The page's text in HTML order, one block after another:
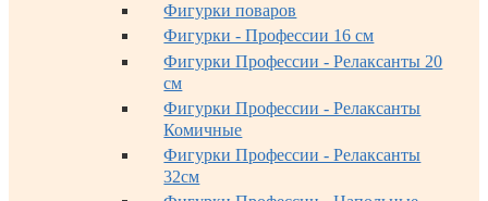
Фигурки поваров
Фигурки - Профессии 16 см
Фигурки Профессии - Релаксанты 20
см
Фигурки Профессии - Релаксанты
Комичные
Фигурки Профессии - Релаксанты
32см